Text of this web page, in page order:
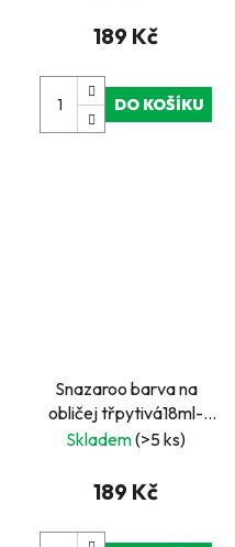
189 Kč
DO KOŠÍKU
Snazaroo barva na
obličej třpytivá18ml-
modrá
Skladem(>5 ks)
189 Kč